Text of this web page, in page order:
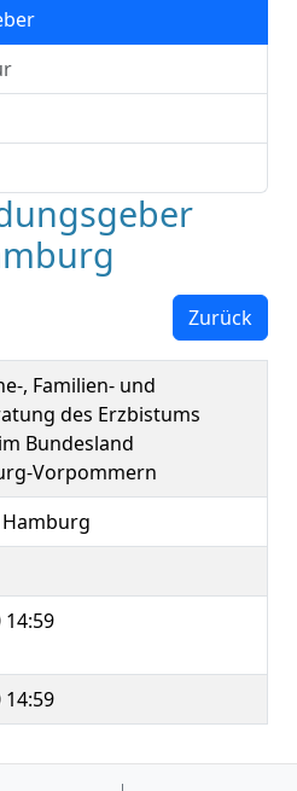
Zurück
, Familien- und
des Erzbistums
Bundesland
Vorpommern
14:59
14:59